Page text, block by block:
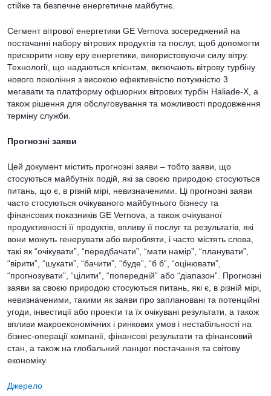
стійке та безпечне енергетичне майбутнє.
Сегмент вітрової енергетики GE Vernova зосереджений на
постачанні набору вітрових продуктів та послуг, щоб допомогти
прискорити нову еру енергетики, використовуючи силу вітру.
Технології, що надаються клієнтам, включають вітрову турбіну
нового покоління з високою ефективністю потужністю 3
мегавати та платформу офшорних вітрових турбін Haliade-X, а
також рішення для обслуговування та можливості продовження
терміну служби.
Прогнозні заяви
Цей документ містить прогнозні заяви – тобто заяви, що
стосуються майбутніх подій, які за своєю природою стосуються
питань, що є, в різній мірі, невизначеними. Ці прогнозні заяви
часто стосуються очікуваного майбутнього бізнесу та
фінансових показників GE Vernova, а також очікуваної
продуктивності її продуктів, впливу її послуг та результатів, які
вони можуть генерувати або виробляти, і часто містять слова,
такі як “очікувати”, “передбачати”, “мати намір”, “планувати”,
“вірити”, “шукати”, “бачити”, “буде”, “б б”, “оцінювати”,
“прогнозувати”, “цілити”, “попередній” або “діапазон”. Прогнозні
заяви за своєю природою стосуються питань, які є, в різній мірі,
невизначеними, такими як заяви про заплановані та потенційні
угоди, інвестиції або проекти та їх очікувані результати, а також
впливи макроекономічних і ринкових умов і нестабільності на
бізнес-операції компанії, фінансові результати та фінансовий
стан, а також на глобальний ланцюг постачання та світову
економіку.
Джерело